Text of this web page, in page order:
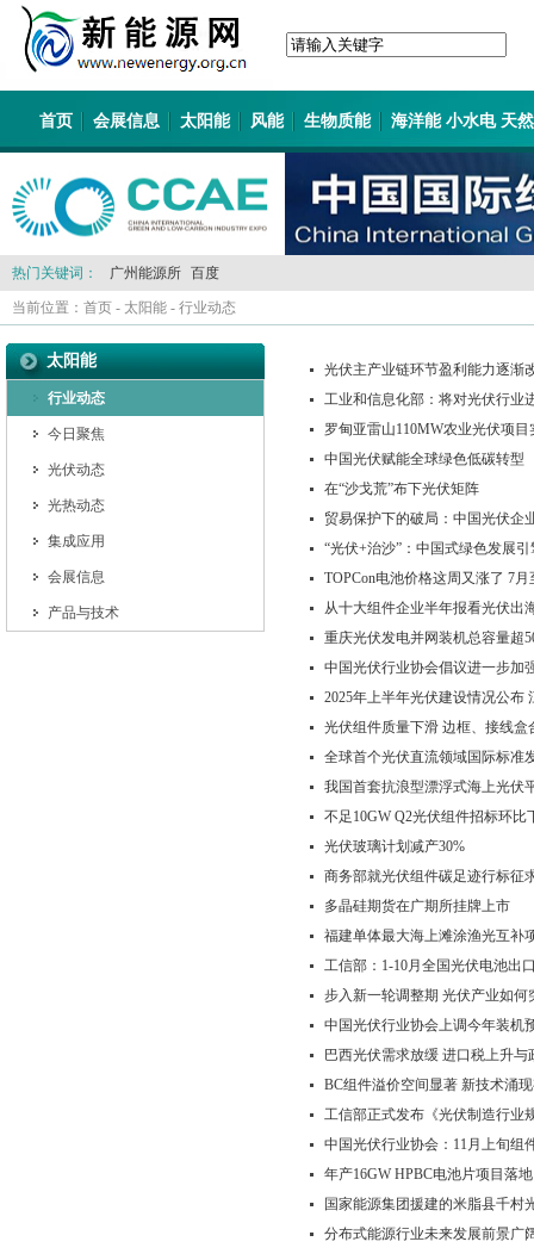
首页 会展信息 太阳能 风能 生物质能 海洋能 小水电 天
热门关键词： 广州能源所 百度
当前位置： 首页 - 太阳能 - 行业动态
太阳能
行业动态
今日聚焦
光伏动态
光热动态
集成应用
会展信息
产品与技术
光伏主产业链环节盈利能力逐渐
工业和信息化部：将对光伏行业
罗甸亚雷山110MW农业光伏项
中国光伏赋能全球绿色低碳转型
在“沙戈荒”布下光伏矩阵
贸易保护下的破局：中国光伏企
“光伏+治沙”：中国式绿色发展引
TOPCon电池价格这周又涨了 7月
从十大组件企业半年报看光伏出
重庆光伏发电并网装机总容量超
中国光伏行业协会倡议进一步加
2025年上半年光伏建设情况公布
光伏组件质量下滑 边框、接线
全球首个光伏直流领域国际标准
我国首套抗浪型漂浮式海上光伏
不足10GW Q2光伏组件招标环比
光伏玻璃计划减产30%
商务部就光伏组件碳足迹行标征
多晶硅期货在广期所挂牌上市
福建单体最大海上滩涂渔光互补
工信部：1-10月全国光伏电池出
步入新一轮调整期 光伏产业如何
中国光伏行业协会上调今年装机
巴西光伏需求放缓 进口税上升与
BC组件溢价空间显著 新技术涌
工信部正式发布《光伏制造行业
中国光伏行业协会：11月上旬组
年产16GW HPBC电池片项目落
国家能源集团援建的米脂县千村
分布式能源行业未来发展前景广